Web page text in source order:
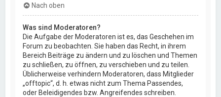
Nach oben
Was sind Moderatoren?
Die Aufgabe der Moderatoren ist es, das Geschehen im
Forum zu beobachten. Sie haben das Recht, in ihrem
Bereich Beiträge zu ändern und zu löschen und Themen
zu schließen, zu öffnen, zu verschieben und zu teilen.
Üblicherweise verhindern Moderatoren, dass Mitglieder
„offtopic“, d. h. etwas nicht zum Thema Passendes,
oder Beleidigendes bzw. Angreifendes schreiben.